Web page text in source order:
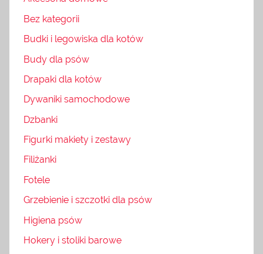
Bez kategorii
Budki i legowiska dla kotów
Budy dla psów
Drapaki dla kotów
Dywaniki samochodowe
Dzbanki
Figurki makiety i zestawy
Filiżanki
Fotele
Grzebienie i szczotki dla psów
Higiena psów
Hokery i stoliki barowe